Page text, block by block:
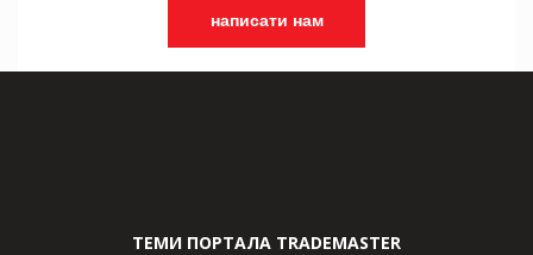
написати нам
ТЕМИ ПОРТАЛА TRADEMASTER